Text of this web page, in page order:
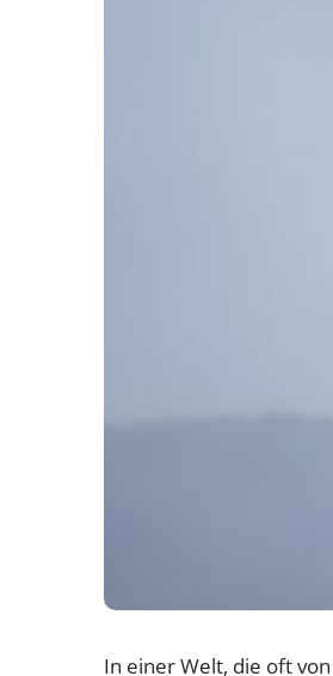
In einer Welt, die oft